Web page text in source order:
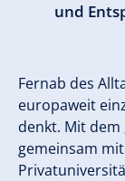
und
Fernab des
europaweit
denkt. Mit dem
gemeinsam